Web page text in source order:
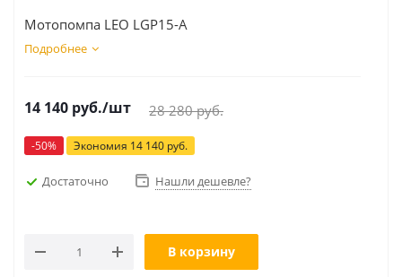
Мотопомпа LEO LGP15-A
Подробнее
14 140 руб./шт 28 280руб.
-50% Экономия 14 140 руб.
Достаточно Нашли дешевле?
В корзину